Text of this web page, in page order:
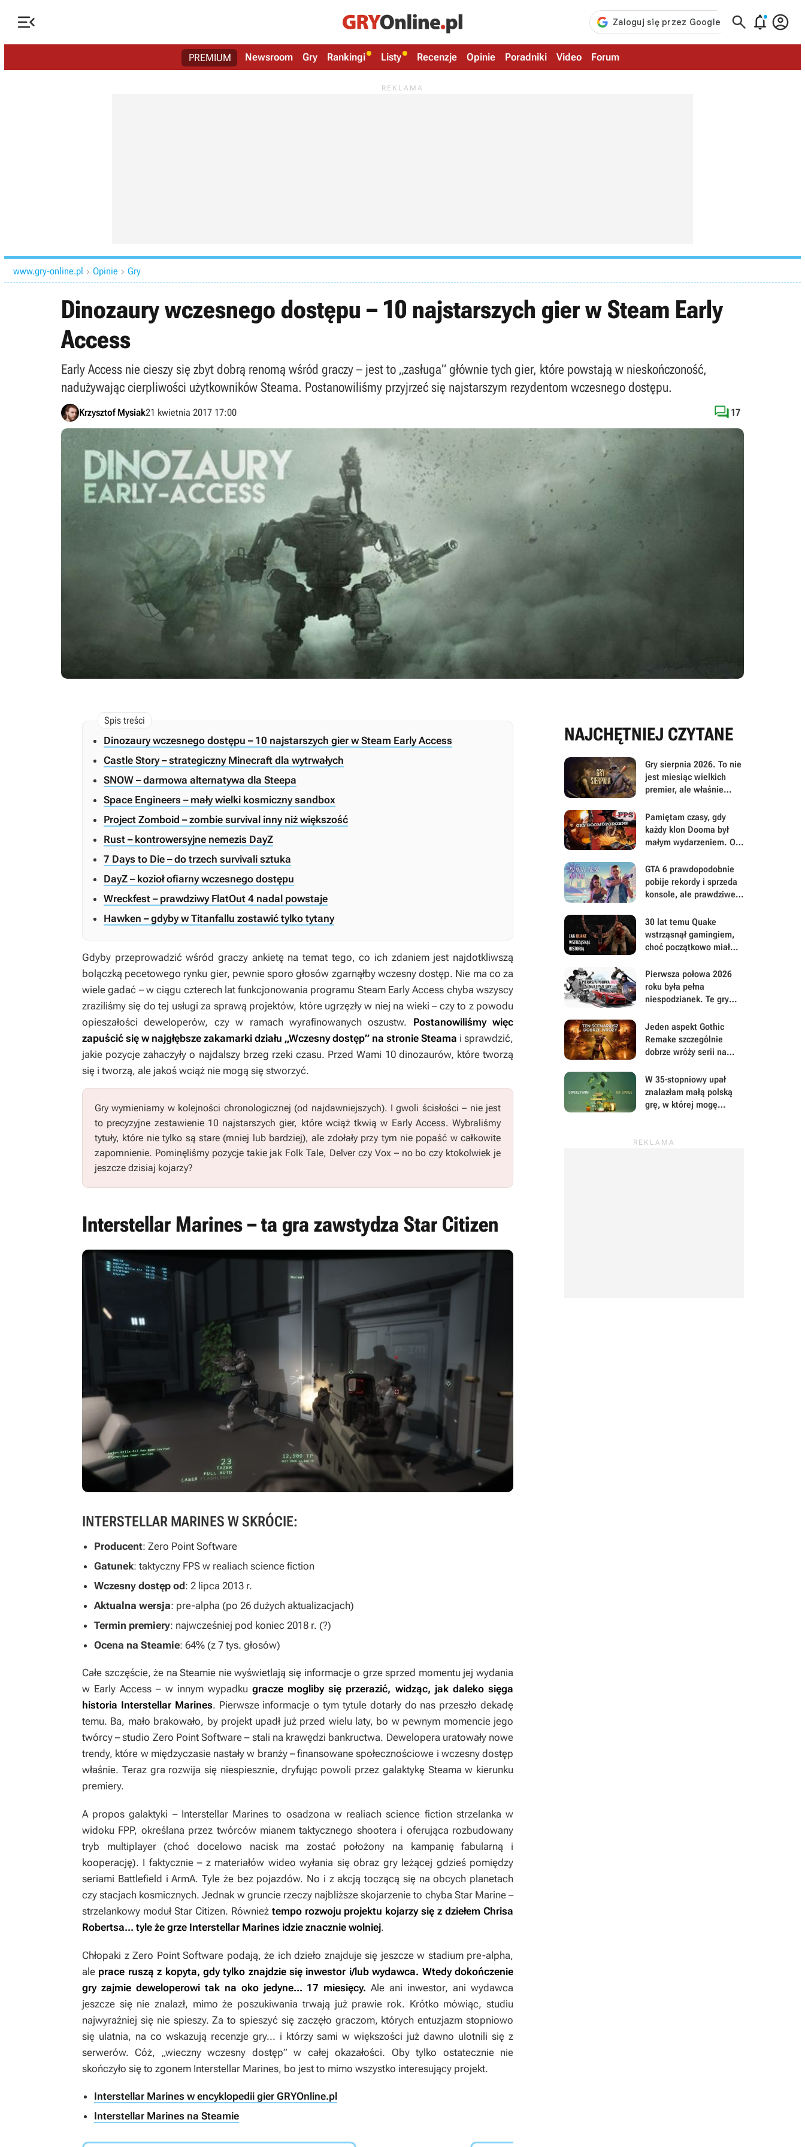
   
PREMIUM Newsroom Gry Rankingi Listy Recenzje Opinie Poradniki Video Forum
www.gry-online.pl  Opinie  Gry
Dinozaury wczesnego dostępu – 10 najstarszych gier w Steam Early
Access
Early Access nie cieszy się zbyt dobrą renomą wśród graczy – jest to „zasługa” głównie tych gier, które powstają w nieskończoność,
nadużywając cierpliwości użytkowników Steama. Postanowiliśmy przyjrzeć się najstarszym rezydentom wczesnego dostępu.
Krzysztof Mysiak21 kwietnia 2017 17:00  17
Dinozaury wczesnego dostępu – 10 najstarszych gier w Steam Early Access
Castle Story – strategiczny Minecraft dla wytrwałych
SNOW – darmowa alternatywa dla Steepa
Space Engineers – mały wielki kosmiczny sandbox
Project Zomboid – zombie survival inny niż większość
Rust – kontrowersyjne nemezis DayZ
7 Days to Die – do trzech survivali sztuka
DayZ – kozioł ofiarny wczesnego dostępu
Wreckfest – prawdziwy FlatOut 4 nadal powstaje
Hawken – gdyby w Titanfallu zostawić tylko tytany
Gdyby przeprowadzić wśród graczy ankietę na temat tego, co ich zdaniem jest najdotkliwszą
bolączką pecetowego rynku gier, pewnie sporo głosów zgarnąłby wczesny dostęp. Nie ma co za
wiele gadać – w ciągu czterech lat funkcjonowania programu Steam Early Access chyba wszyscy
zraziliśmy się do tej usługi za sprawą projektów, które ugrzęzły w niej na wieki – czy to z powodu
opieszałości deweloperów, czy w ramach wyrafinowanych oszustw. Postanowiliśmy więc
zapuścić się w najgłębsze zakamarki działu „Wczesny dostęp” na stronie Steama i sprawdzić,
jakie pozycje zahaczyły o najdalszy brzeg rzeki czasu. Przed Wami 10 dinozaurów, które tworzą
się i tworzą, ale jakoś wciąż nie mogą się stworzyć.
Gry wymieniamy w kolejności chronologicznej (od najdawniejszych). I gwoli ścisłości – nie jest
to precyzyjne zestawienie 10 najstarszych gier, które wciąż tkwią w Early Access. Wybraliśmy
tytuły, które nie tylko są stare (mniej lub bardziej), ale zdołały przy tym nie popaść w całkowite
zapomnienie. Pominęliśmy pozycje takie jak Folk Tale, Delverczy Vox– no bo czy ktokolwiek je
jeszcze dzisiaj kojarzy?
Interstellar Marines – ta gra zawstydza Star Citizen
INTERSTELLAR MARINES W SKRÓCIE:
Producent: Zero Point Software
Gatunek: taktyczny FPS w realiach science fiction
Wczesny dostęp od: 2 lipca 2013 r.
Aktualna wersja: pre-alpha (po 26 dużych aktualizacjach)
Termin premiery: najwcześniej pod koniec 2018 r. (?)
Ocena na Steamie: 64% (z 7 tys. głosów)
Całe szczęście, że na Steamie nie wyświetlają się informacje o grze sprzed momentu jej wydania
w Early Access – w innym wypadku gracze mogliby się przerazić, widząc, jak daleko sięga
historia Interstellar Marines. Pierwsze informacje o tym tytule dotarły do nas przeszło dekadę
temu. Ba, mało brakowało, by projekt upadł już przed wielu laty, bo w pewnym momencie jego
twórcy – studio Zero Point Software – stali na krawędzi bankructwa. Dewelopera uratowały nowe
trendy, które w międzyczasie nastały w branży – finansowane społecznościowe i wczesny dostęp
właśnie. Teraz gra rozwija się niespiesznie, dryfując powoli przez galaktykę Steama w kierunku
premiery.
A propos galaktyki – Interstellar Marines to osadzona w realiach science fiction strzelanka w
widoku FPP, określana przez twórców mianem taktycznego shootera i oferująca rozbudowany
tryb multiplayer (choć docelowo nacisk ma zostać położony na kampanię fabularną i
kooperację). I faktycznie – z materiałów wideo wyłania się obraz gry leżącej gdzieś pomiędzy
seriami Battlefield iArmA. Tyle że bez pojazdów. No i z akcją toczącą się na obcych planetach
czy stacjach kosmicznych. Jednak w gruncie rzeczy najbliższe skojarzenie to chyba Star Marine–
strzelankowy moduł Star Citizen. Również tempo rozwoju projektu kojarzy się z dziełem Chrisa
Robertsa... tyle że grze Interstellar Marines idzie znacznie wolniej.
Chłopaki z Zero Point Software podają, że ich dzieło znajduje się jeszcze w stadium pre-alpha,
ale prace ruszą z kopyta, gdy tylko znajdzie się inwestor i/lub wydawca. Wtedy dokończenie
gry zajmie deweloperowi tak na oko jedyne... 17 miesięcy. Ale ani inwestor, ani wydawca
jeszcze się nie znalazł, mimo że poszukiwania trwają już prawie rok. Krótko mówiąc, studiu
najwyraźniej się nie spieszy. Za to spieszyć się zaczęło graczom, których entuzjazm stopniowo
się ulatnia, na co wskazują recenzje gry... i którzy sami w większości już dawno ulotnili się z
serwerów. Cóż, „wieczny wczesny dostęp” w całej okazałości. Oby tylko ostatecznie nie
skończyło się to zgonem Interstellar Marines, bo jest to mimo wszystko interesujący projekt.
Interstellar Marines w encyklopedii gier GRYOnline.pl
Interstellar Marines na Steamie
NAJCHĘTNIEJ CZYTANE
Gry sierpnia 2026. To nie
jest miesiąc wielkich
premier, ale właśnie
mu się uważniej
Pamiętam czasy, gdy
każdy klon Dooma był
małym wydarzeniem. Oto
FPS-y lat 90.
GTA 6 prawdopodobnie
pobije rekordy i sprzeda
konsole, ale prawdziwe
będą musieli mu
wybaczyć
30 lat temu Quake
wstrząsnął gamingiem,
choć początkowo miał
Pierwsza połowa 2026
roku była pełna
niespodzianek. Te gry
uwagę i Wasz czas
Jeden aspekt Gothic
Remake szczególnie
dobrze wróży serii na
mają powody do dumy
W 35-stopniowy upał
znalazłam małą polską
grę, w której mogę
wszystkiego